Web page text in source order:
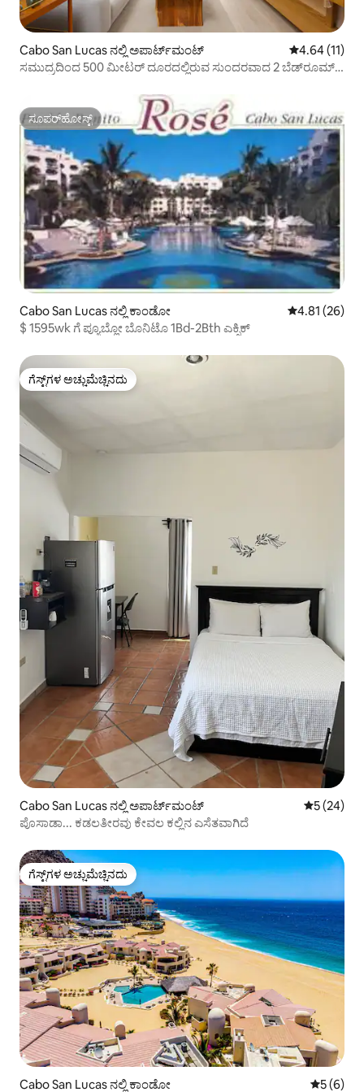
Cabo San Lucas ನಲ್ಲಿ ಅಪಾರ್ಟ್‌ಮಂಟ್ 5 ರಲ್ಲಿ 4.64
4.64 (11)
ಸಮುದ್ರದಿಂದ 500 ಮೀಟರ್ ದೂರದಲ್ಲಿರುವ ಸುಂದರವಾದ 2 ಬೆಡ್‌ರೂಮ್
ಸೂಪರ್‌ಹೋಸ್ಟ್
ಸೂಪರ್‌ಹೋಸ್ಟ್
Cabo San Lucas ನಲ್ಲಿ ಕಾಂಡೋ 5 ರಲ್ಲಿ 4.81
4.81 (26)
$ 1595wk ಗೆ ಪ್ಯೂಬ್ಲೋ ಬೊನಿಟೊ 1Bd-2Bth ಎಕ್ಸಿಕ್
ಗೆಸ್ಟ್‌ಗಳ ಅಚ್ಚುಮೆಚ್ಚಿನದು
ಗೆಸ್ಟ್‌ಗಳ ಅಚ್ಚುಮೆಚ್ಚಿನದು
Cabo San Lucas ನಲ್ಲಿ ಅಪಾರ್ಟ್‌ಮಂಟ್ 5 ರಲ್ಲಿ 5
5 (24)
ಪೊಸಾಡಾ... ಕಡಲತೀರವು ಕೇವಲ ಕಲ್ಲಿನ ಎಸೆತವಾಗಿದೆ
ಗೆಸ್ಟ್‌ಗಳ ಅಚ್ಚುಮೆಚ್ಚಿನದು
ಗೆಸ್ಟ್‌ಗಳ ಅಚ್ಚುಮೆಚ್ಚಿನದು
Cabo San Lucas ನಲ್ಲಿ ಕಾಂಡೋ 5 ರಲ್ಲಿ 5
5 (6)